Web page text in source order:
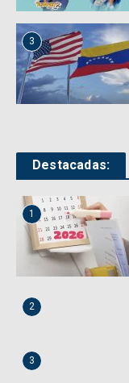
3
Destacadas:
1
2
3